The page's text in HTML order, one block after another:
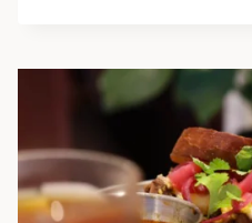
IN
HAMBURG